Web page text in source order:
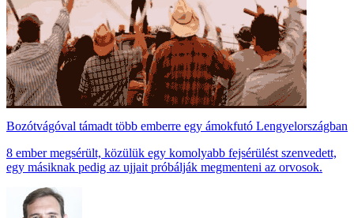
Bozótvágóval támadt több emberre egy ámokfutó Lengyelországban
8 ember megsérült, közülük egy komolyabb fejsérülést szenvedett,
egy másiknak pedig az ujjait próbálják megmenteni az orvosok.